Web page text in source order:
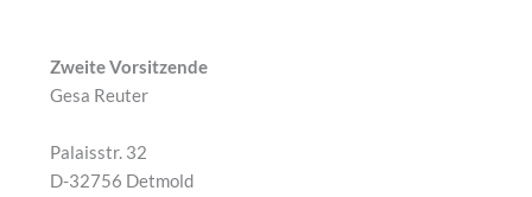
Zweite Vorsitzende
Gesa Reuter
Palaisstr. 32
D-32756 Detmold